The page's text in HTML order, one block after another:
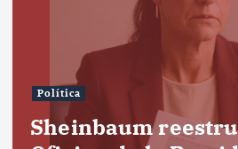
Política
Sheinbaum